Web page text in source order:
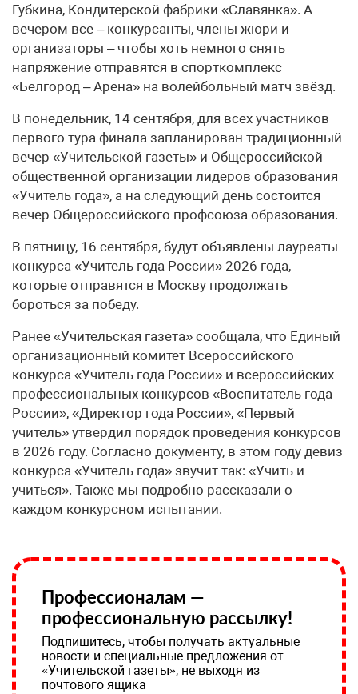
Губкина, Кондитерской фабрики «Славянка». А
вечером все – конкурсанты, члены жюри и
организаторы – чтобы хоть немного снять
напряжение отправятся в спорткомплекс
«Белгород – Арена» на волейбольный матч звёзд.
В понедельник, 14 сентября, для всех участников
первого тура финала запланирован традиционный
вечер «Учительской газеты» и Общероссийской
общественной организации лидеров образования
«Учитель года», а на следующий день состоится
вечер Общероссийского профсоюза образования.
В пятницу, 16 сентября, будут объявлены лауреаты
конкурса «Учитель года России» 2026 года,
которые отправятся в Москву продолжать
бороться за победу.
Ранее «Учительская газета» сообщала, что Единый
организационный комитет Всероссийского
конкурса «Учитель года России» и всероссийских
профессиональных конкурсов «Воспитатель года
России», «Директор года России», «Первый
учитель» утвердил порядок проведения конкурсов
в 2026 году. Согласно документу, в этом году девиз
конкурса «Учитель года» звучит так: «Учить и
учиться». Также мы подробно рассказали о
каждом конкурсном испытании.
Профессионалам —
профессиональную рассылку!
Подпишитесь, чтобы получать актуальные
новости и специальные предложения от
«Учительской газеты», не выходя из
почтового ящика